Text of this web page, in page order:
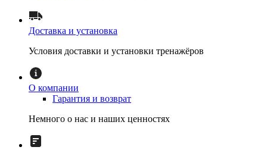
Доставка и установка
Условия доставки и установки тренажёров
О компании
Гарантия и возврат
Немного о нас и наших ценностях